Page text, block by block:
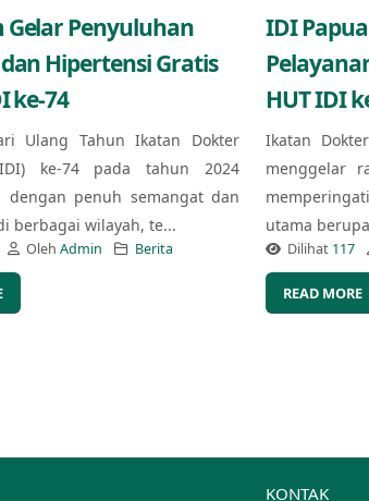
Gelar Penyuluhan
Hipertensi Gratis
ke-74
Ulang Tahun Ikatan Dokter
ke-74 pada tahun 2024
dengan penuh semangat dan
berbagai wilayah, te...
Oleh Admin Berita
IDI
HUT IDI
Ikatan
menggelar
utama
Dilihat 117
READ MORE
KONTAK